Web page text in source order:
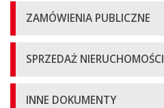
ZAMÓWIENIA PUBLICZNE
SPRZEDAŻ NIERUCHOMOŚCI
INNE DOKUMENTY